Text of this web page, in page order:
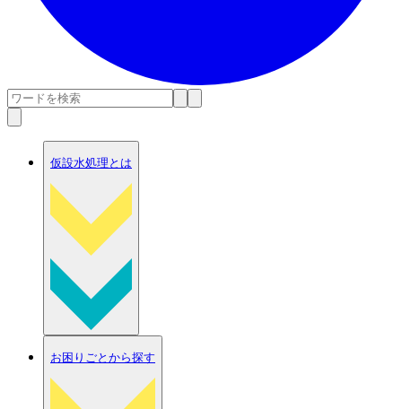
仮設水処理とは
お困りごとから探す